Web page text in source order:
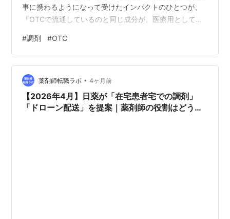
事に携わるようになって受けたインパクトのひとつが、
「OTCで流通しているのと同じ成分が、医療用としても
薬」、使われ方の決定的な違い OTCであれば、購入する
方ご自身の判断、あるいはおすすめする側の判断によっ
て服用に至り、症状が改善すればもう必要ではなくなり
ます。 ところが調剤の現場では、OTC類似薬が慢性的な
症状を抱えた方へ処方され続けています。OTCなら自己
負担は100%、調剤な…
#調剤 #OTC
薬剤師転職ラボ • 4ヶ月前
【2026年4月】日薬が「在宅患者宅での調剤」
「ドローン配送」を提案｜薬剤師の役割はどう変